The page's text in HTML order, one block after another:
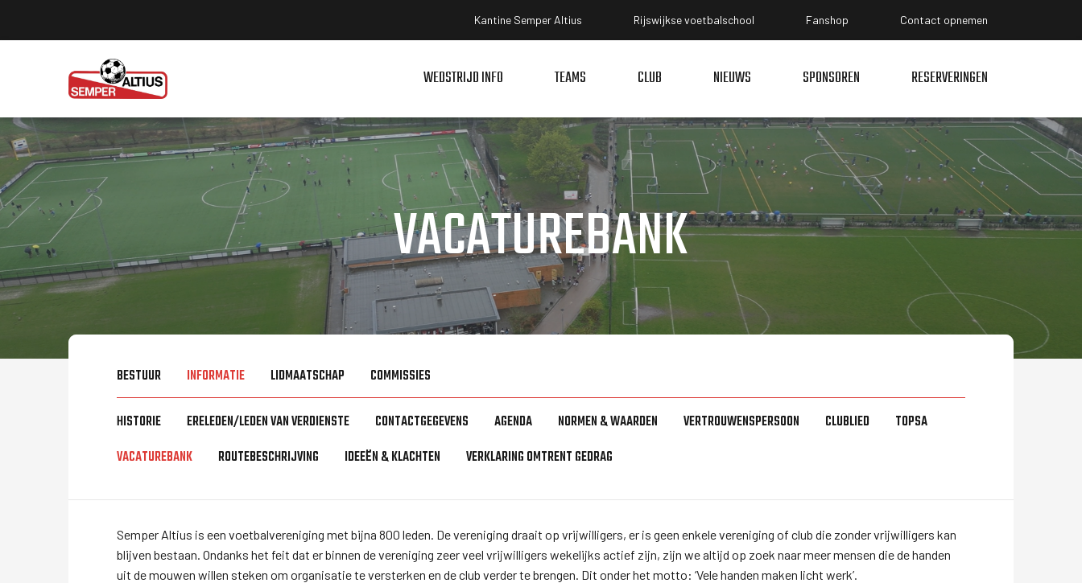
Kantine Semper Altius Rijswijkse voetbalschool Fanshop Contact opnemen
WEDSTRIJD INFO TEAMS CLUB NIEUWS SPONSOREN RESERVERINGEN
VACATUREBANK
BESTUUR INFORMATIE LIDMAATSCHAP COMMISSIES
HISTORIE ERELEDEN/LEDEN VAN VERDIENSTE CONTACTGEGEVENS AGENDA NORMEN & WAARDEN VERTROUWENSPERSOON CLUBLIED
TOPSA
VACATUREBANK
ROUTEBESCHRIJVING IDEEËN & KLACHTEN VERKLARING OMTRENT GEDRAG
Semper Altius is een voetbalvereniging met bijna 800 leden. De vereniging draait op vrijwilligers, er is geen enkele vereniging of club die zonder vrijwilligers kan
blijven bestaan. Ondanks het feit dat er binnen de vereniging zeer veel vrijwilligers wekelijks actief zijn, zijn we altijd op zoek naar meer mensen die de handen
uit de mouwen willen steken om organisatie te versterken en de club verder te brengen. Dit onder het motto: ‘Vele handen maken licht werk’.